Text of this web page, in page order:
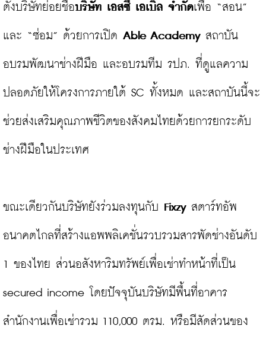
ตั้งบริษัทย่อยชื่อบริษัท เอสซี เอเบิล จำกัดเพื่อ “สอน”
และ “ซ่อม” ด้วยการเปิด Able Academy สถาบัน
อบรมพัฒนาช่างฝีมือ และอบรมทีม รปภ. ที่ดูแลความ
ปลอดภัยให้โครงการภายใต้ SC ทั้งหมด และสถาบันนี้จะ
ช่วยส่งเสริมคุณภาพชีวิตของสังคมไทยด้วยการยกระดับ
ช่างฝีมือในประเทศ
ขณะเดียวกันบริษัทยังร่วมลงทุนกับ Fixzy สตาร์ทอัพ
อนาคตไกลที่สร้างแอพพลิเคชั่นรวบรวมสารพัดช่างอันดับ
1 ของไทย ส่วนอสังหาริมทรัพย์เพื่อเช่าทำหน้าที่เป็น
secured income โดยปัจจุบันบริษัทมีพื้นที่อาคาร
สำนักงานเพื่อเช่ารวม 110,000 ตรม. หรือมีสัดส่วนของ